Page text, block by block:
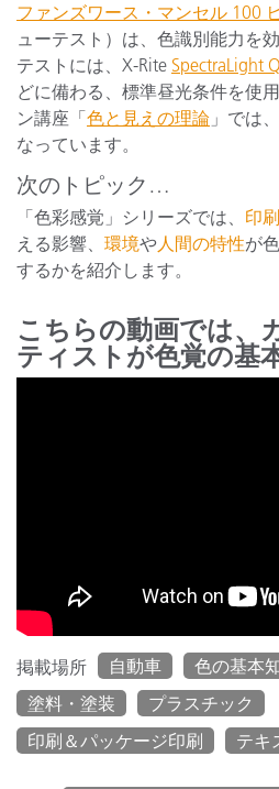
ファンズワース・マンセル 100
ューテスト）は、色識別能力を
テストには、X-Rite SpectraLight
どに備わる、標準昼光条件を使
ン講座「色と見えの理論 」では
なっています。
次のトピック…
「色彩感覚」シリーズでは、 印
える影響、 環境や人間の特性が
するかを紹介します。
こちらの動画では、
ティストが色覚の基
掲載場所 自動車 色の基本
塗料・塗装
プラスチック
印刷＆パッケージ印刷
テキ